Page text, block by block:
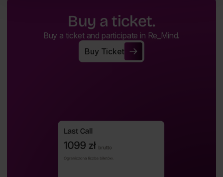
Buy a ticket.
Buy a ticket and participate in Re_Mind.
Buy Ticket
Buy Ticket